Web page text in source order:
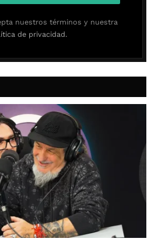
nuestros términos y nuestra
de privacidad.